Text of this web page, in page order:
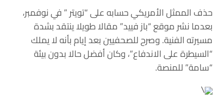
حذف الممثل الأمريكي حسابه على “تويتر ” في نوفمبر،
بعدما نشر موقع “باز فييد” مقالا طويلا ينتقد بشدة
مسيرته الفنية. وصرح للصحفيين بعد إيام بأنه لا يملك
“السيطرة على الاندفاع”، وكان أفضل حالا بدون بيئة
“سامة” للمنصة.
\